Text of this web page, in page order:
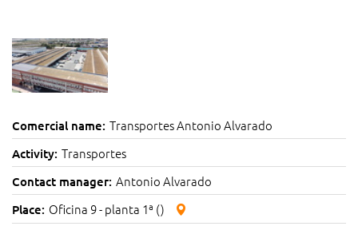
Comercial name: Transportes Antonio Alvarado
Activity: Transportes
Contact manager: Antonio Alvarado
Place: Oficina 9 - planta 1ª ()